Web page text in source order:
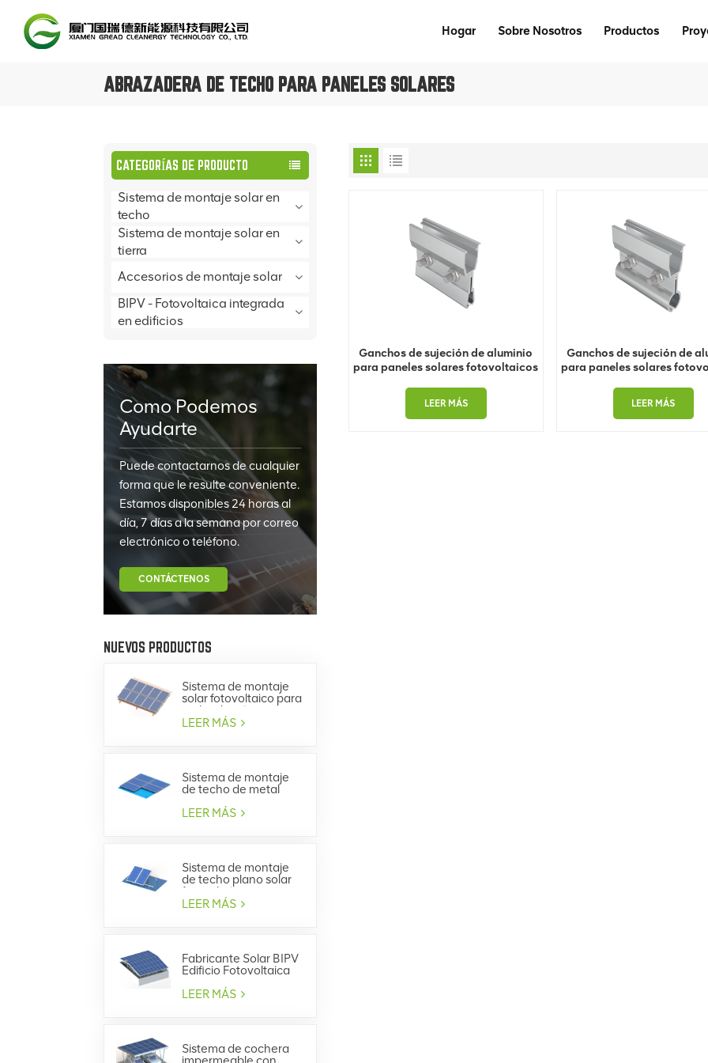
Hogar Sobre Nosotros Productos
ABRAZADERA DE TECHO PARA PANELES SOLARES
CATEGORÍAS DE PRODUCTO
Sistema de montaje solar en
techo
Sistema de montaje solar en
tierra
Accesorios de montaje solar
BIPV - Fotovoltaica integrada
en edificios
Como Podemos
Ayudarte
Puede contactarnos de cualquier
forma que le resulte conveniente.
Estamos disponibles 24 horas al
día, 7 días a la semana por correo
electrónico o teléfono.
CONTÁCTENOS
NUEVOS PRODUCTOS
Sistema de montaje
solar fotovoltaico para
techo de tejas
LEER MÁS
Sistema de montaje
de techo de metal
LEER MÁS
Sistema de montaje
de techo plano solar
fotovoltaico
LEER MÁS
Fabricante Solar BIPV
Edificio Fotovoltaica
LEER MÁS
Sistema de cochera
Ganchos de sujeción de aluminio
para paneles solares fotovoltaicos
LEER MÁS
Ganchos de sujeción de
para paneles solares
LEER MÁS